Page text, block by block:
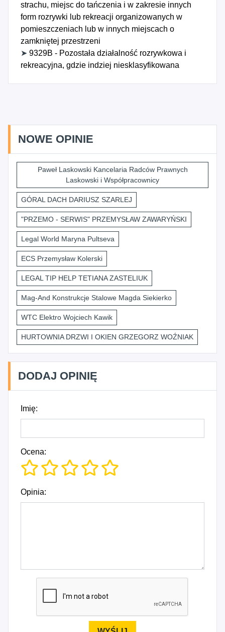
strachu, miejsc do tańczenia i w zakresie innych
form rozrywki lub rekreacji organizowanych w
pomieszczeniach lub w innych miejscach o
zamkniętej przestrzeni
➤ 9329B - Pozostała działalność rozrywkowa i
rekreacyjna, gdzie indziej niesklasyfikowana
NOWE OPINIE
Paweł Laskowski Kancelaria Radców Prawnych
Laskowski i Współpracownicy
GÓRAL DACH DARIUSZ SZARLEJ
"PRZEMO - SERWIS" PRZEMYSŁAW ZAWARYŃSKI
Legal World Maryna Pultseva
ECS Przemysław Kolerski
LEGAL TIP HELP TETIANA ZASTELIUK
Mag-And Konstrukcje Stalowe Magda Siekierko
WTC Elektro Wojciech Kawik
HURTOWNIA DRZWI I OKIEN GRZEGORZ WOŹNIAK
DODAJ OPINIĘ
Imię:
Ocena:
Opinia: